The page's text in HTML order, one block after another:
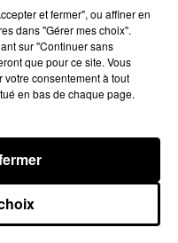
», un nouveau
et...
une session live
nouveau single «
»
et fermer", ou affiner en
dans "Gérer mes choix".
sur "Continuer sans
que pour ce site. Vous
votre consentement à tout
en bas de chaque page.